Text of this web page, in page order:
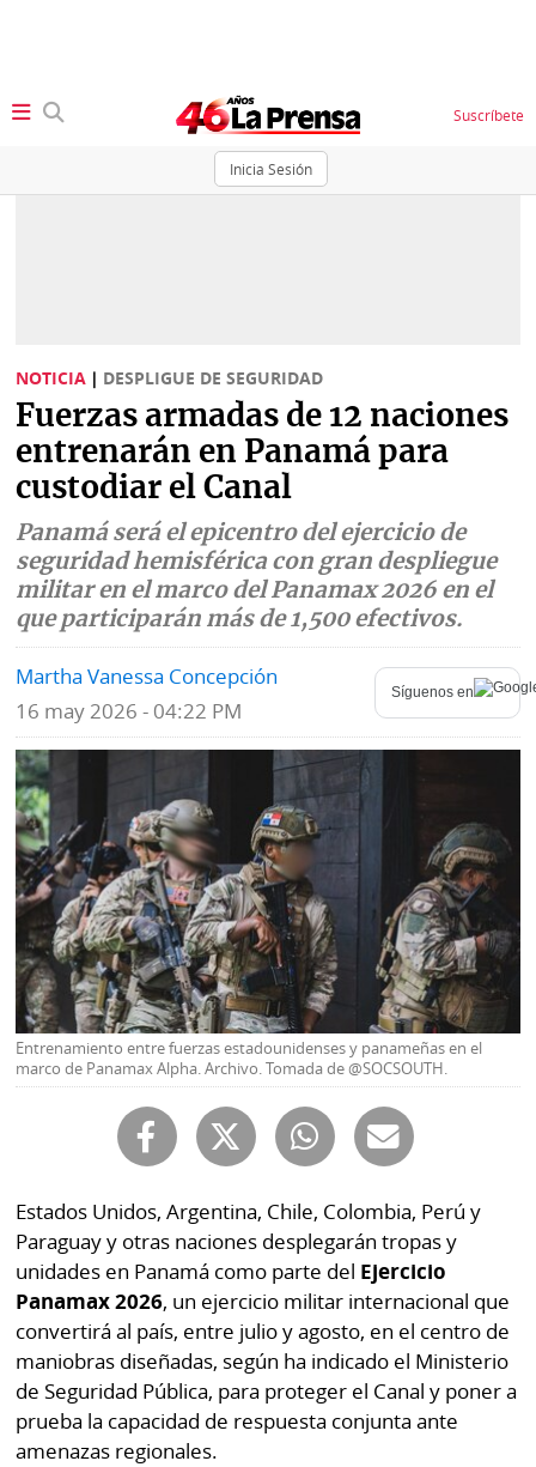
Inicia Sesión
Suscríbete
Sociedad
Judiciales
Política
Economía
Mundo
Deportes
Tecnología
Ponle
Firma
Status
K
Vivir+
Opinión
Blogs
Fotografías
Videos
Fe
de
erratas
Historias
SERVICIOS
E-
Paper
Buscador
Comunicados
Lotería
Kiosko
digital
Luctuosas
Contenido
de
marcas
RSS
Temas
Autores
Notas
al
lector
Buenas
prácticas
NOTICIA | DESPLIGUE DE SEGURIDAD
Fuerzas armadas de 12 naciones
entrenarán en Panamá para
custodiar el Canal
Panamá será el epicentro del ejercicio de
seguridad hemisférica con gran despliegue
militar en el marco del Panamax 2026 en el
que participarán más de 1,500 efectivos.
Martha Vanessa Concepción
16 may 2026 - 04:22 PM
Síguenos en
Entrenamiento entre fuerzas estadounidenses y panameñas en el
marco de Panamax Alpha. Archivo. Tomada de @SOCSOUTH.
Estados Unidos, Argentina, Chile, Colombia, Perú y
Paraguay y otras naciones desplegarán tropas y
unidades en Panamá como parte del Ejercicio
Panamax 2026, un ejercicio militar internacional que
convertirá al país, entre julio y agosto, en el centro de
maniobras diseñadas, según ha indicado el Ministerio
de Seguridad Pública, para proteger el Canal y poner a
prueba la capacidad de respuesta conjunta ante
amenazas regionales.